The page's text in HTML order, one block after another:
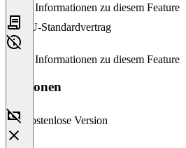
Keine Informationen zu diesem Feature
EU-Standardvertrag
Keine Informationen zu diesem Feature
Versionen
Kostenlose Version